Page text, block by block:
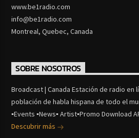
www.be1radio.com
info@be1radio.com
Montreal, Quebec, Canada
SOBRE NOSOTROS
Broadcast | Canada Estación de radio en
población de habla hispana de todo el
▪Events ▪News▪ Artist▪Promo Download
Descubrir más